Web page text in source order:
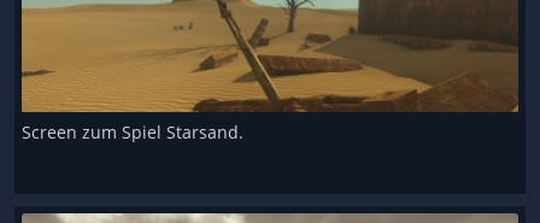
Screen zum Spiel Starsand.